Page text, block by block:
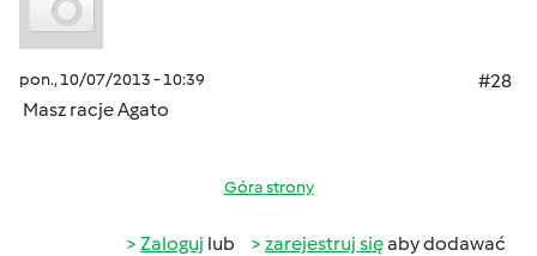
pon., 10/07/2013 - 10:39
#28
Masz racje Agato
Góra strony
Zaloguj lub zarejestruj sięaby dodawać